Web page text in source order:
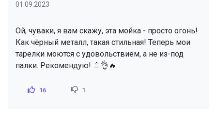
01.09.2023
Ой, чуваки, я вам скажу, эта мойка - просто огонь!
Как чёрный металл, такая стильная! Теперь мои
тарелки моются с удовольствием, а не из-под
палки. Рекомендую! 🚿👌🔥
16 1